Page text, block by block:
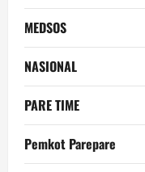
MEDSOS
NASIONAL
PARE TIME
Pemkot Parepare